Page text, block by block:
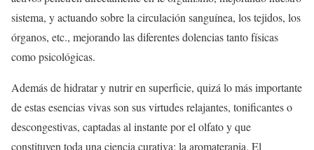
sistema, y actuando sobre la circulación sanguínea, los tejidos, los
órganos, etc., mejorando las diferentes dolencias tanto físicas
como psicológicas.
Además de hidratar y nutrir en superficie, quizá lo más importante
de estas esencias vivas son sus virtudes relajantes, tonificantes o
descongestivas, captadas al instante por el olfato y que
constituyen toda una ciencia curativa: la aromaterapia. El